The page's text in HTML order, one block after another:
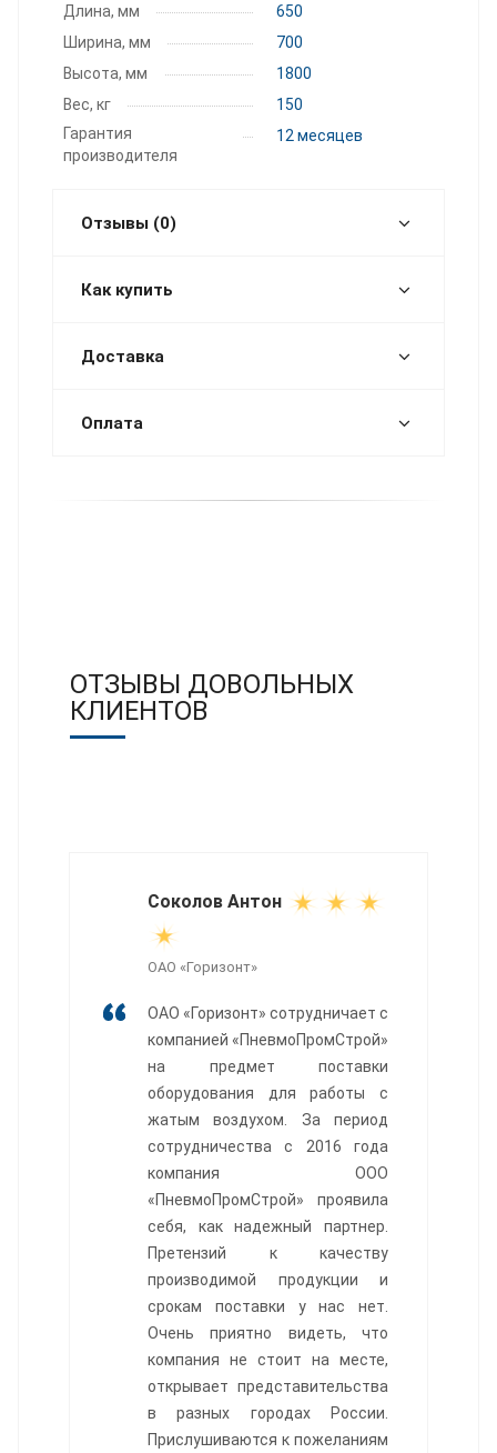
Длина, мм
650
Ширина, мм
700
Высота, мм
1800
Вес, кг
150
Гарантия
производителя
12 месяцев
Отзывы (0)
Как купить
Доставка
Оплата
ОТЗЫВЫ ДОВОЛЬНЫХ
КЛИЕНТОВ
Соколов Антон
ОАО «Горизонт»
ОАО «Горизонт» сотрудничает с
компанией «ПневмоПромСтрой»
на предмет поставки
оборудования для работы с
жатым воздухом. За период
сотрудничества с 2016 года
компания ООО
«ПневмоПромСтрой» проявила
себя, как надежный партнер.
Претензий к качеству
производимой продукции и
срокам поставки у нас нет.
Очень приятно видеть, что
компания не стоит на месте,
открывает представительства
в разных городах России.
Прислушиваются к пожеланиям